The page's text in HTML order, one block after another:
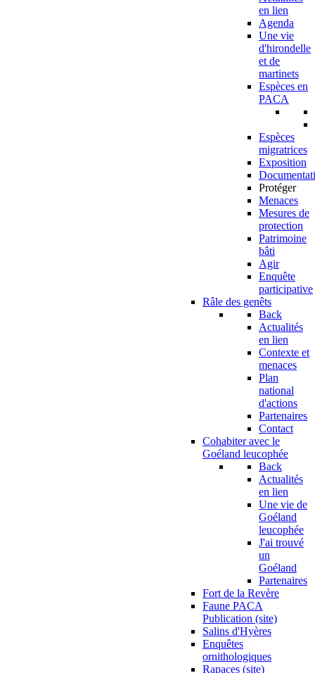
en lien
Agenda
Une vie
d'hirondelle
et de
martinets
Espèces en
PACA
Espèces
migratrices
Exposition
Protéger
Menaces
Mesures de
protection
Patrimoine
bâti
Agir
Enquête
participative
Râle des genêts
Back
Actualités
en lien
Contexte et
menaces
Plan
national
d'actions
Partenaires
Contact
Cohabiter avec le
Goéland leucophée
Back
Actualités
en lien
Une vie de
Goéland
leucophée
J'ai trouvé
un
Goéland
Partenaires
Fort de la Revère
Faune PACA
Publication (site)
Salins d'Hyères
Enquêtes
ornithologiques
Rapaces (site)